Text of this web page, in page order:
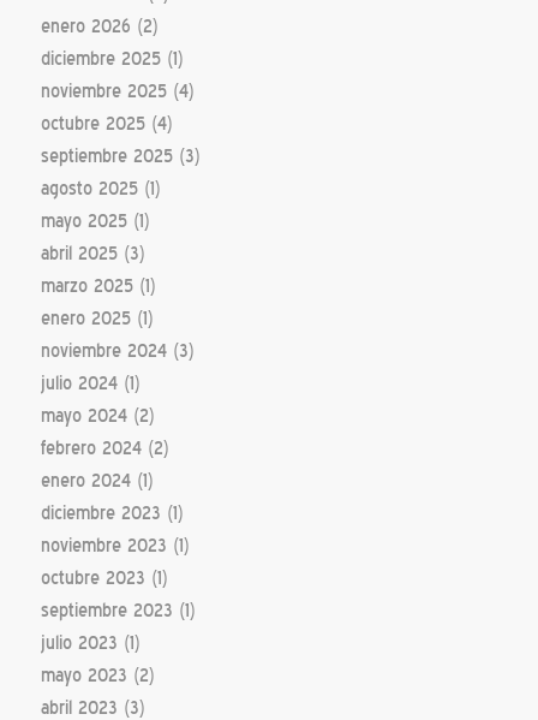
enero 2026 (2)
diciembre 2025(1)
noviembre 2025(4)
octubre 2025(4)
septiembre 2025(3)
agosto 2025(1)
mayo 2025(1)
abril 2025(3)
marzo 2025(1)
enero 2025(1)
noviembre 2024(3)
julio 2024(1)
mayo 2024(2)
febrero 2024(2)
enero 2024(1)
diciembre 2023 (1)
noviembre 2023 (1)
octubre 2023 (1)
septiembre 2023 (1)
julio 2023 (1)
mayo 2023 (2)
abril 2023 (3)